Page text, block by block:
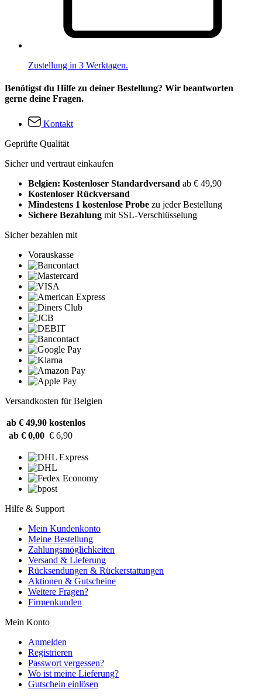
Zustellung in 3 Werktagen.
Benötigst du Hilfe zu deiner Bestellung? Wir beantworten
gerne deine Fragen.
Kontakt
Geprüfte Qualität
Sicher und vertraut einkaufen
Belgien: Kostenloser Standardversand ab € 49,90
Kostenloser Rückversand
Mindestens 1 kostenlose Probe zu jeder Bestellung
Sichere Bezahlung mit SSL-Verschlüsselung
Sicher bezahlen mit
Vorauskasse
Versandkosten für Belgien
ab € 49,90 kostenlos
ab € 0,00 € 6,90
Hilfe & Support
Mein Kundenkonto
Meine Bestellung
Zahlungsmöglichkeiten
Versand & Lieferung
Rücksendungen & Rückerstattungen
Aktionen & Gutscheine
Weitere Fragen?
Firmenkunden
Mein Konto
Anmelden
Registrieren
Passwort vergessen?
Wo ist meine Lieferung?
Gutschein einlösen